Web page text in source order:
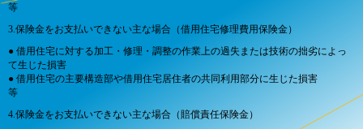
等
3.保険金をお支払いできない主な場合（借用住宅修理費用保険金）
● 借用住宅に対する加工・修理・調整の作業上の過失または技術の拙劣によっ
て生じた損害
● 借用住宅の主要構造部や借用住宅居住者の共同利用部分に生じた損害
等
4.保険金をお支払いできない主な場合（賠償責任保険金）